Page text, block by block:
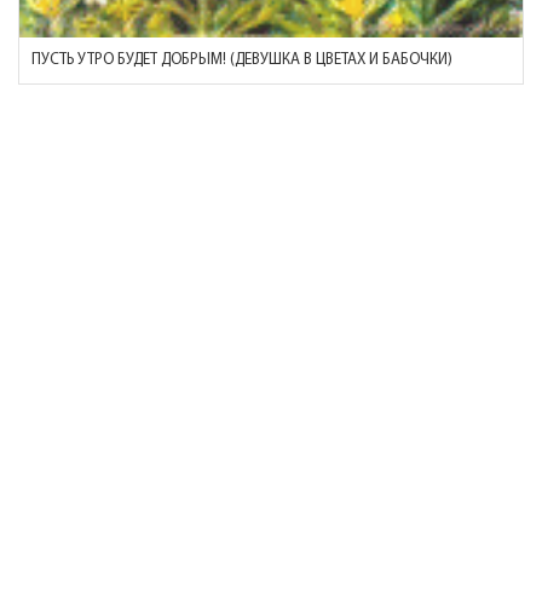
ПУСТЬ УТРО БУДЕТ ДОБРЫМ! (ДЕВУШКА В ЦВЕТАХ И БАБОЧКИ)